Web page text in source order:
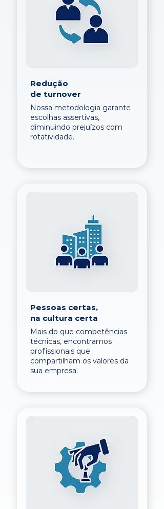
Redução
de turnover
Nossa metodologia garante
escolhas assertivas,
diminuindo prejuízos com
rotatividade.
Pessoas certas,
na cultura certa
Mais do que competências
técnicas, encontramos
profissionais que
compartilham os valores da
sua empresa.